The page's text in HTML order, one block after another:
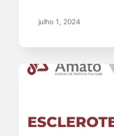
julho 1, 2024